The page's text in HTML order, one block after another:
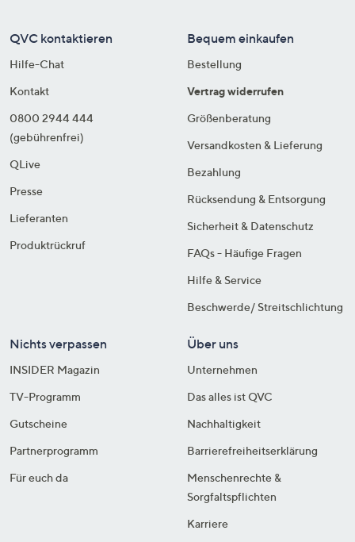
QVC kontaktieren
Hilfe-Chat
Kontakt
0800 2944 444
(gebührenfrei)
QLive
Presse
Lieferanten
Produktrückruf
Bequem einkaufen
Bestellung
Vertrag widerrufen
Größenberatung
Versandkosten & Lieferung
Bezahlung
Rücksendung & Entsorgung
Sicherheit & Datenschutz
FAQs - Häufige Fragen
Hilfe & Service
Beschwerde/ Streitschlichtung
Nichts verpassen
INSIDER Magazin
TV-Programm
Gutscheine
Partnerprogramm
Für euch da
Über uns
Unternehmen
Das alles ist QVC
Nachhaltigkeit
Barrierefreiheitserklärung
Menschenrechte &
Sorgfaltspflichten
Karriere